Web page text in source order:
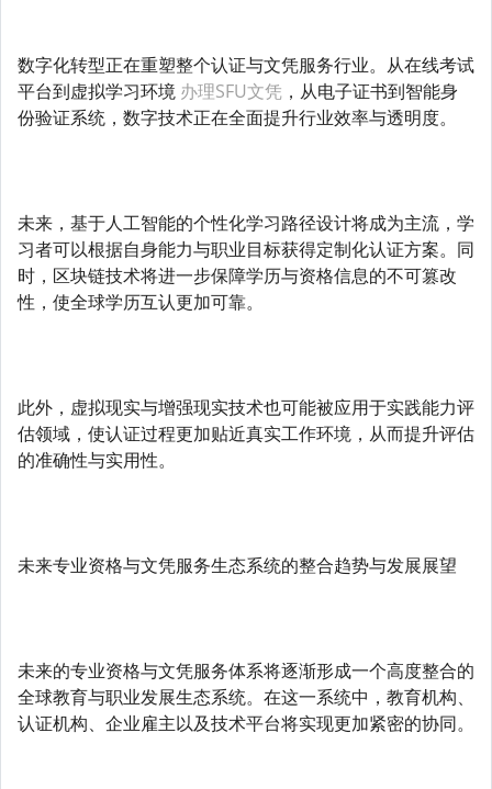
数字化转型正在重塑整个认证与文凭服务行业。从在线考试
平台到虚拟学习环境 办理SFU文凭 ，从电子证书到智能身
份验证系统，数字技术正在全面提升行业效率与透明度。
未来，基于人工智能的个性化学习路径设计将成为主流，学
习者可以根据自身能力与职业目标获得定制化认证方案。同
时，区块链技术将进一步保障学历与资格信息的不可篡改
性，使全球学历互认更加可靠。
此外，虚拟现实与增强现实技术也可能被应用于实践能力评
估领域，使认证过程更加贴近真实工作环境，从而提升评估
的准确性与实用性。
未来专业资格与文凭服务生态系统的整合趋势与发展展望
未来的专业资格与文凭服务体系将逐渐形成一个高度整合的
全球教育与职业发展生态系统。在这一系统中，教育机构、
认证机构、企业雇主以及技术平台将实现更加紧密的协同。